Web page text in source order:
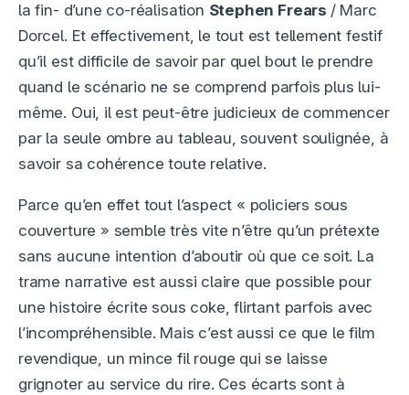
la fin- d’une co-réalisation Stephen Frears / Marc
Dorcel. Et effectivement, le tout est tellement festif
qu’il est difficile de savoir par quel bout le prendre
quand le scénario ne se comprend parfois plus lui-
même. Oui, il est peut-être judicieux de commencer
par la seule ombre au tableau, souvent soulignée, à
savoir sa cohérence toute relative.
Parce qu’en effet tout l’aspect « policiers sous
couverture » semble très vite n’être qu’un prétexte
sans aucune intention d’aboutir où que ce soit. La
trame narrative est aussi claire que possible pour
une histoire écrite sous coke, flirtant parfois avec
l’incompréhensible. Mais c’est aussi ce que le film
revendique, un mince fil rouge qui se laisse
grignoter au service du rire. Ces écarts sont à